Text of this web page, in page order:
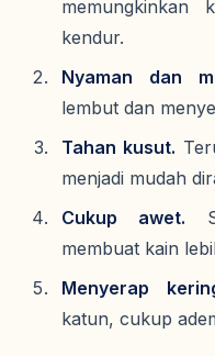
memungkinkan
kendur.
Nyaman dan
lembut dan
Tahan kusut.
menjadi mudah
Cukup awet.
membuat kain
Menyerap
katun, cukup